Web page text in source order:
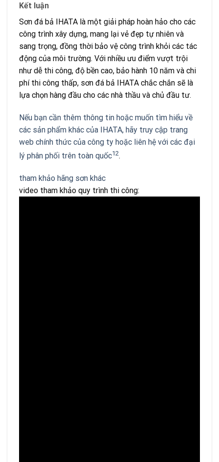
Kết luận
Sơn đá bả IHATA là một giải pháp hoàn hảo cho các
công trình xây dựng, mang lại vẻ đẹp tự nhiên và
sang trọng, đồng thời bảo vệ công trình khỏi các tác
động của môi trường. Với nhiều ưu điểm vượt trội
như dễ thi công, độ bền cao, bảo hành 10 năm và chi
phí thi công thấp, sơn đá bả IHATA chắc chắn sẽ là
lựa chọn hàng đầu cho các nhà thầu và chủ đầu tư.
Nếu bạn cần thêm thông tin hoặc muốn tìm hiểu về
các sản phẩm khác của IHATA, hãy truy cập trang
web chính thức của công ty hoặc liên hệ với các đại
lý phân phối trên toàn quốc12.
tham khảo hãng sơn khác
video tham khảo quy trình thi công: